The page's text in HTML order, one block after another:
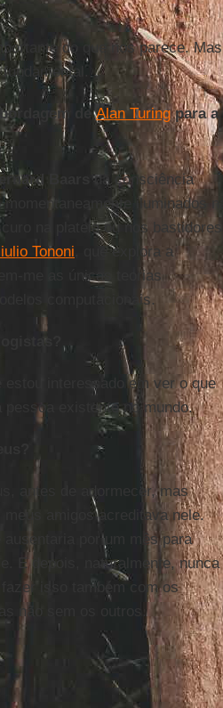
do que nos parece. Mas
deAlan Turingpara a
Baars
da consciência
iluminados na
na plateia ou nos bastidores,
Tononi , que explora a
me as únicas teorias
computacionais.
interessado em ver o que
pessoa existente no mundo.
antes de adormecer, mas
meus amigos acreditava nele.
ausentaria por um mês para
E depois, naturalmente, nunca
isso também com os
não sem os outros.